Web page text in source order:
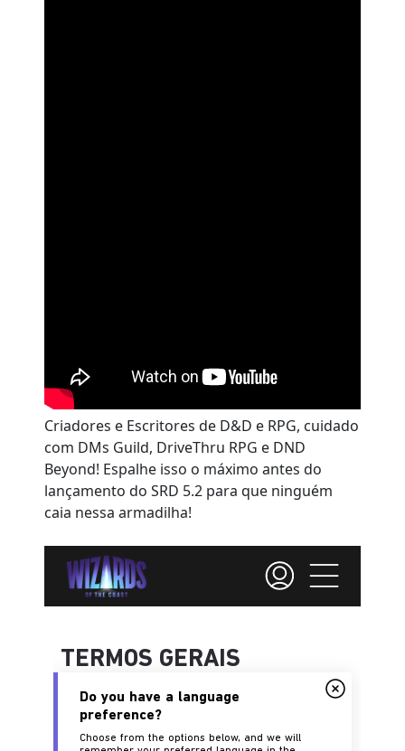
Criadores e Escritores de D&D e RPG, cuidado
com DMs Guild, DriveThru RPG e DND
Beyond! Espalhe isso o máximo antes do
lançamento do SRD 5.2 para que ninguém
caia nessa armadilha!